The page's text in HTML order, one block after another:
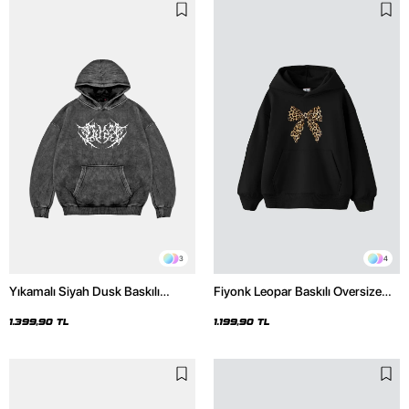
3
Yıkamalı Siyah Dusk Baskılı
1.399,90 TL
4
Fiyonk Leopar Baskılı Oversize
1.199,90 TL